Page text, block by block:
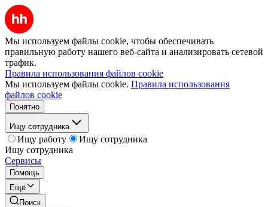
Мы используем файлы cookie, чтобы обеспечивать
правильную работу нашего веб-сайта и анализировать сетевой
трафик.
Правила использования файлов cookie
Мы используем файлы cookie. Правила использования
файлов cookie
Понятно
Ищу сотрудника
Ищу работу
Ищу сотрудника
Ищу сотрудника
Сервисы
Помощь
Ещё
Поиск